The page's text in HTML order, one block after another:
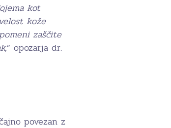
kot
kože
zaščite
” opozarja dr.
povezan z